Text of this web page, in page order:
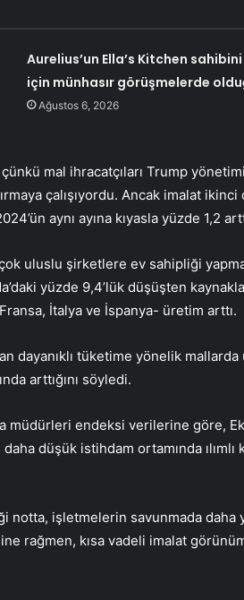
Aurelius’un Ella’s Kitchen
için münhasır görüşmelerde
Ağustos 6, 2026
mal ihracatçıları Trump
çalışıyordu. Ancak imalat
aynı ayına kıyasla yüzde 1,2
uluslu şirketlere ev sahipliği
yüzde 9,4’lük düşüşten
İtalya ve İspanya- üretim arttı.
dayanıklı tüketime yönelik
arttığını söyledi.
müdürleri endeksi verilerine göre,
düşük istihdam ortamında ılımlı
işletmelerin savunmada daha
rağmen, kısa vadeli imalat